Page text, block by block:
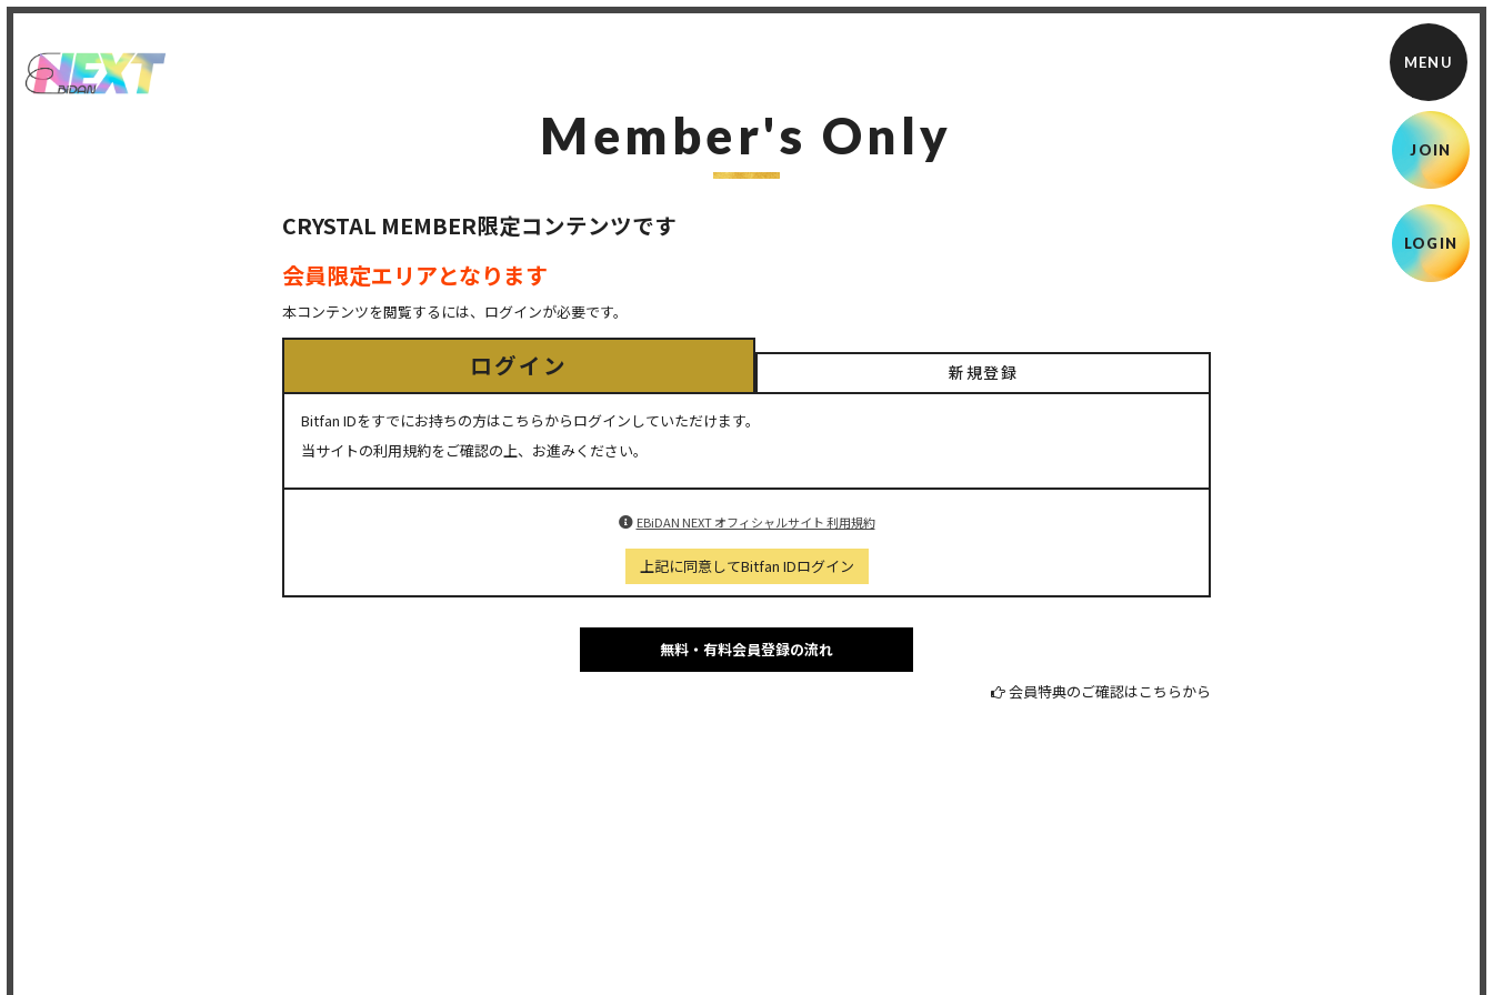
JOIN
LOGIN
Member's Only
CRYSTAL MEMBER限定コンテンツです
会員限定エリアとなります
本コンテンツを閲覧するには、ログインが必要です。
ログイン 新規登録
Bitfan IDをすでにお持ちの方はこちらからログインしていただけます。
当サイトの利用規約をご確認の上、お進みください。
EBiDAN NEXT オフィシャルサイト 利用規約
上記に同意してBitfan IDログイン
無料・有料会員登録の流れ
会員特典のご確認はこちらから